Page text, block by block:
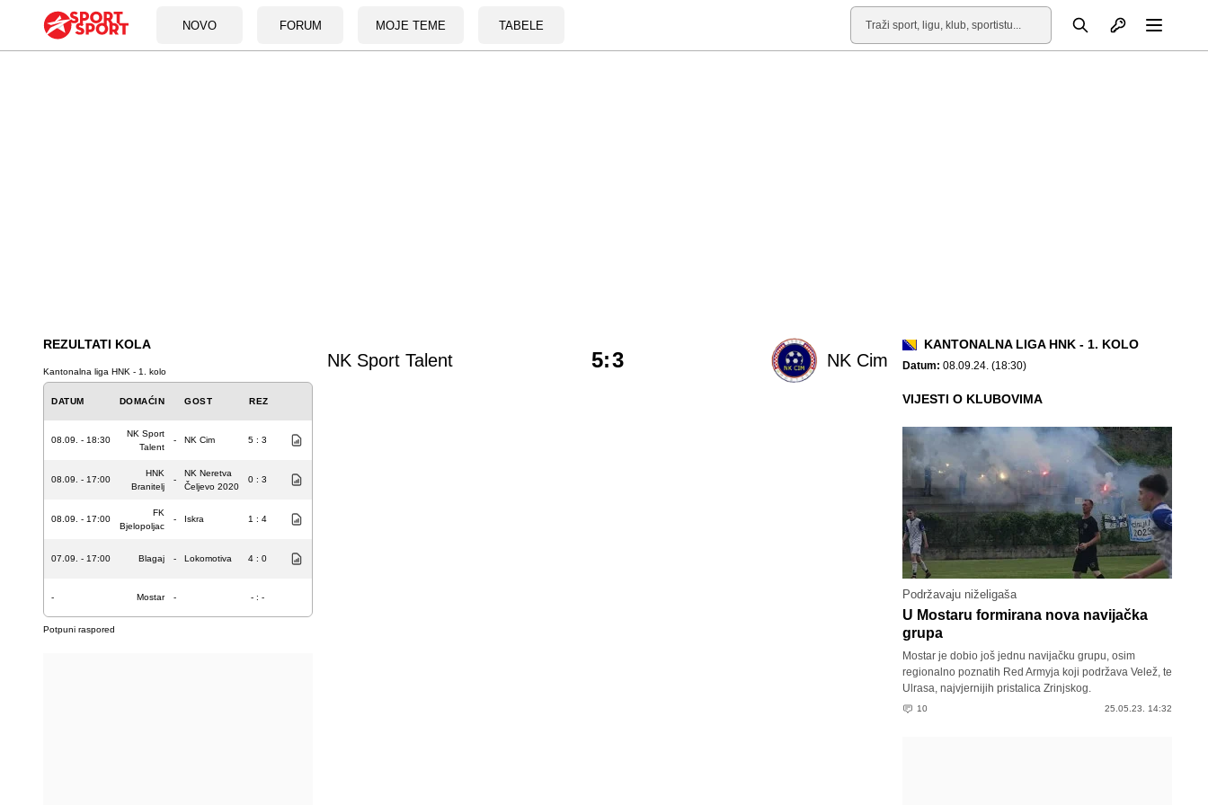
NOVO FORUM MOJE TEME TABELE
Pretraga Otvori profil
REZULTATI KOLA
Kantonalna liga HNK - 1. kolo
DATUM DOMAĆIN GOST REZ
08.09. - 18:30
NK Sport
Talent
- NK Cim 5 : 3
08.09. - 17:00
HNK
Branitelj
-
NK Neretva
Čeljevo 2020
0 : 3
08.09. - 17:00
FK
Bjelopoljac
- Iskra 1 : 4
07.09. - 17:00 Blagaj - Lokomotiva 4 : 0
- Mostar - - : -
Potpuni raspored
NK Sport Talent NK Cim
5:3
KANTONALNA LIGA HNK - 1. KOLO
Datum: 08.09.24. (18:30)
VIJESTI O KLUBOVIMA
Podržavaju niželigaša
U Mostaru formirana nova navijačka
grupa
Mostar je dobio još jednu navijačku grupu, osim
regionalno poznatih Red Armyja koji podržava Velež, te
Ulrasa, najvjernijih pristalica Zrinjskog.
10 25.05.23. 14:32